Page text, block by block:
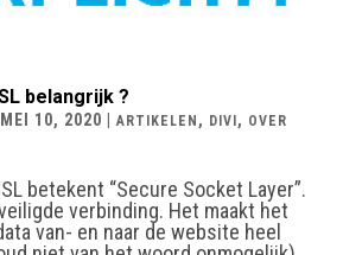
belangrijk ?
MEI 10, 2020 | ARTIKELEN , DIVI, OVER
betekent “Secure Socket Layer”.
verbinding. Het maakt het
van- en naar de website heel